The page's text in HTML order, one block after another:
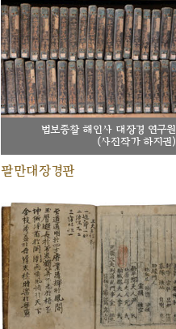
법보종찰 해인사 대장경 연구원
(사진작가 하지권)
팔만대장경판